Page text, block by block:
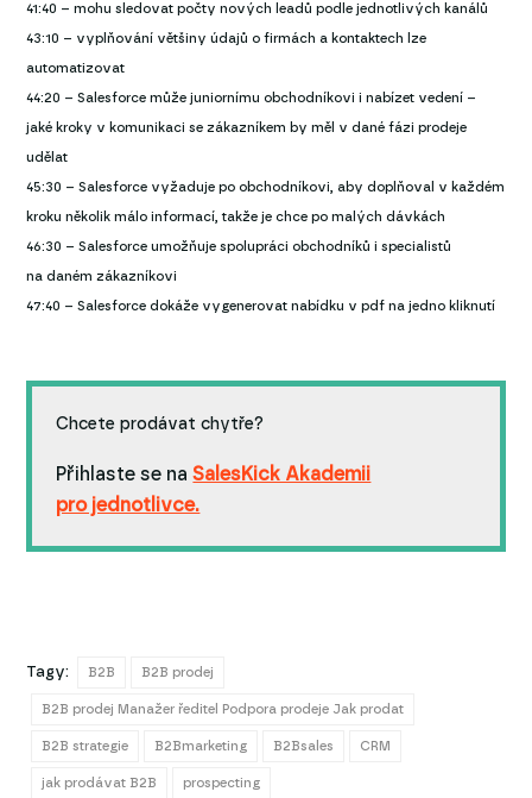
41:40 – mohu sledovat počty nových leadů podle jednotlivých kanálů
43:10 – vyplňování většiny údajů o firmách a kontaktech lze
automatizovat
44:20 – Salesforce může juniornímu obchodníkovi i nabízet vedení –
jaké kroky v komunikaci se zákazníkem by měl v dané fázi prodeje
udělat
45:30 – Salesforce vyžaduje po obchodníkovi, aby doplňoval v každém
kroku několik málo informací, takže je chce po malých dávkách
46:30 – Salesforce umožňuje spolupráci obchodníků i specialistů
na daném zákazníkovi
47:40 – Salesforce dokáže vygenerovat nabídku v pdf na jedno kliknutí
Chcete prodávat chytře?
Přihlaste se na SalesKick Akademii
pro jednotlivce.
Tagy: B2B B2B prodej
B2B prodej Manažer ředitel Podpora prodeje Jak prodat
B2B strategie B2Bmarketing B2Bsales CRM
jak prodávat B2B prospecting